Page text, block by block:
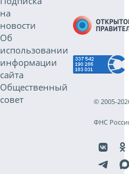
на
новости
Об
использовании
информации
сайта
Общественный
совет
© 2005-
ФНС